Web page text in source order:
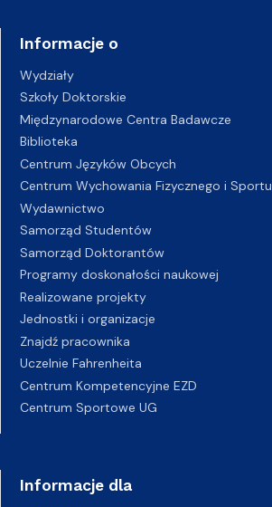
Informacje o
Wydziały
Szkoły Doktorskie
Międzynarodowe Centra Badawcze
Biblioteka
Centrum Języków Obcych
Centrum Wychowania Fizycznego i Sportu
Wydawnictwo
Samorząd Studentów
Samorząd Doktorantów
Programy doskonałości naukowej
Realizowane projekty
Jednostki i organizacje
Znajdź pracownika
Uczelnie Fahrenheita
Centrum Kompetencyjne EZD
Centrum Sportowe UG
Informacje dla